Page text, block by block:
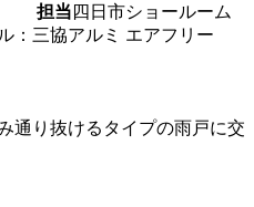
担当 四日市ショールーム
：三協アルミ エアフリー
通り抜けるタイプの雨戸に交